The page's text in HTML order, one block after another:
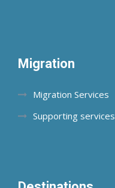
Migration
Migration Services
Supporting services